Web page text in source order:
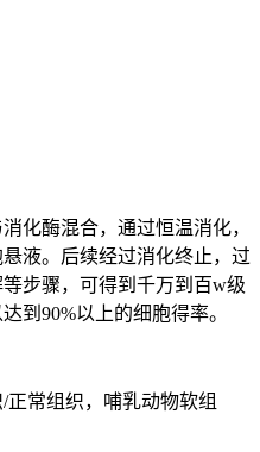
化酶混合，通过恒温消化，
液。后续经过消化终止，过
步骤，可得到千万到百w级
到90%以上的细胞得率。
正常组织，哺乳动物软组